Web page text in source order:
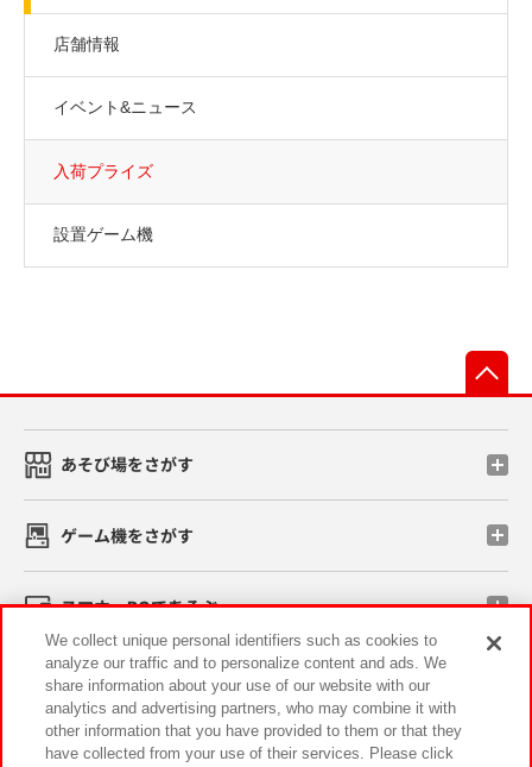
店舗情報
イベント&ニュース
入荷プライズ
設置ゲーム機
あそび場をさがす
ゲーム機をさがす
スマホ・PCであそぶ
イベント・キャンペーン
We collect unique personal identifiers such as cookies to
analyze our traffic and to personalize content and ads. We
share information about your use of our website with our
analytics and advertising partners, who may combine it with
other information that you have provided to them or that they
have collected from your use of their services. Please click